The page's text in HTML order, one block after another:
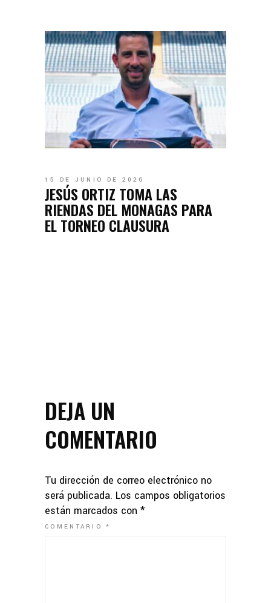
15 DE JUNIO DE 2026
JESÚS ORTIZ TOMA LAS
RIENDAS DEL MONAGAS PARA
EL TORNEO CLAUSURA
DEJA UN
COMENTARIO
Tu dirección de correo electrónico no
será publicada. Los campos obligatorios
están marcados con *
COMENTARIO*